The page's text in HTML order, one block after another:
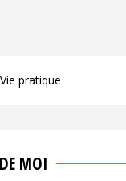
Vie pratique
MOI